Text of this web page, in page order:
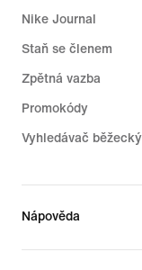
Nike Journal
Staň se členem
Zpětná vazba
Promokódy
Vyhledávač
Nápověda